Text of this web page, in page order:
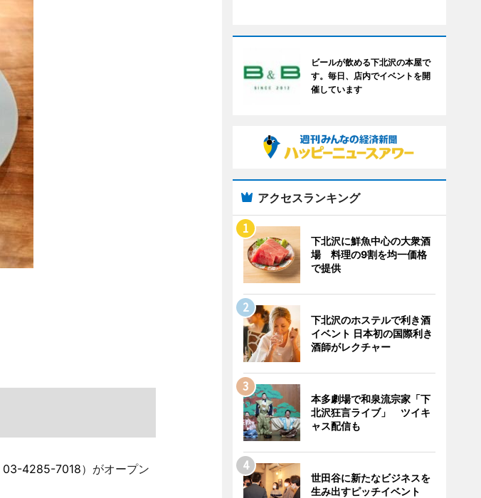
03-4285-7018）がオープン
ビールが飲める下北沢の本屋で
す。毎日、店内でイベントを開
催しています
アクセスランキング
下北沢に鮮魚中心の大衆酒
場 料理の9割を均一価格
で提供
下北沢のホステルで利き酒
イベント 日本初の国際利き
酒師がレクチャー
本多劇場で和泉流宗家「下
北沢狂言ライブ」 ツイキ
ャス配信も
世田谷に新たなビジネスを
生み出すピッチイベント